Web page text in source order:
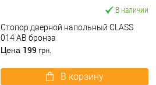
В наличии
Стопор дверной напольный CLASS
014 AB бронза
Цена 199 грн.
В корзину